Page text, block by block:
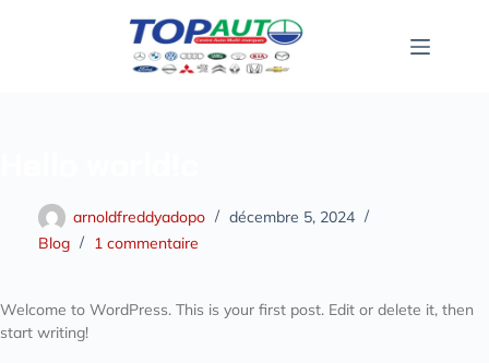
arnoldfreddyadopo
décembre 5, 2024
Blog
1 commentaire
Welcome to WordPress. This is your first post. Edit or delete it, then
start writing!